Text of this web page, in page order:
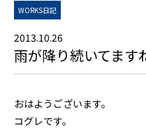
WORKS日記
2013.10.26
雨が降り続いてます
おはようございます。
コグレです。